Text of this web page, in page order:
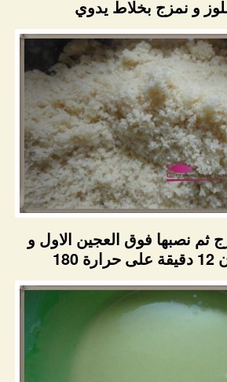
و نمزج بخلاط يدوي
ثم نصبها فوق العجين الاول و
180